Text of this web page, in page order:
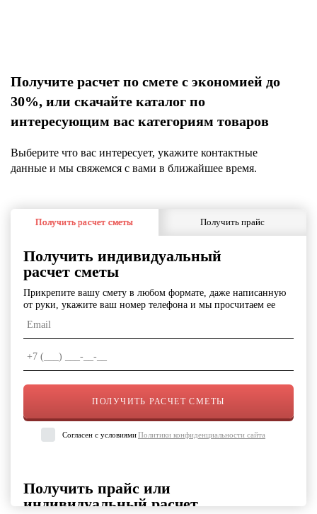
Получите расчет по смете с экономией до
30%, или скачайте каталог по
интересующим вас категориям товаров
Выберите что вас интересует, укажите контактные
данные и мы свяжемся с вами в ближайшее время.
Получить расчет сметы Получить прайс
Получить индивидуальный
расчет сметы
Прикрепите вашу смету в любом формате, даже написанную
от руки, укажите ваш номер телефона и мы просчитаем ее
Согласен с условиямиПолитики конфиденциальности сайта
Получить прайс или
индивидуальный расчет